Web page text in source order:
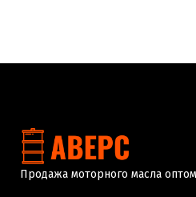
Продажа моторного масла